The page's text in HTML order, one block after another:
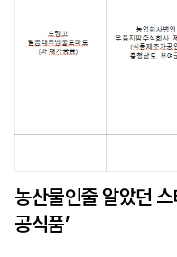
농산물인줄 알았던
공식품’